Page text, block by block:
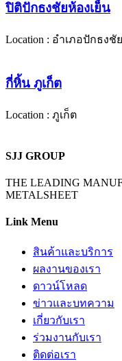
ปิติปักธงชัยห้องเย็น
Location : อำเภอปักธง
กี่หิ้น ภูเก็ต
Location : ภูเก็ต
SJJ GROUP
THE LEADING
METALSHEET
Link Menu
สินค้าและบริการ
ผลงานของเรา
ดาวน์โหลด
ข่าวและบทความ
เกี่ยวกับเรา
ร่วมงานกับเรา
ติดต่อเรา